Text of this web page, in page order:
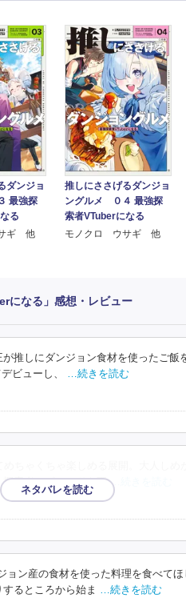
ダンジョ
最強探
る
ギ 他
推しにささげるダンジョ
ングルメ ０４ 最強探
索者VTuberになる
モノクロ ウサギ 他
になる」感想・レビュー
推しにダンジョン食材を使ったご飯
ビューし、
…続きを読む
探索者エピソードも不 …続きを読む
産の食材を使った料理を食べてほ
るところから始ま
…続きを読む